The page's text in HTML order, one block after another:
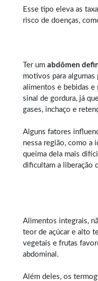
Esse tipo eleva as
risco de doenças,
Ter um abdômen
motivos para
alimentos e bebidas e
sinal de gordura, já
gases, inchaço e
Alguns fatores
nessa região, como a
queima dela mais
dificultam a liberação
Alimentos integrais,
teor de açúcar e alto
vegetais e frutas
abdominal.
Além deles, os